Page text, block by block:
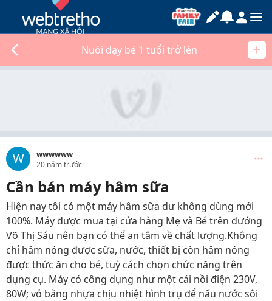
Nuôi dạy bé 1 tuổi trở lên
W
wwwwww
20 năm trước
Cần bán máy hâm sữa
Hiện nay tôi có một máy hâm sữa dư không dùng mới
100%. Máy được mua tại cửa hàng Mẹ và Bé trên đướng
Võ Thị Sáu nên bạn có thể an tâm về chất lượng.Không
chỉ hâm nóng được sữa, nước, thiết bị còn hâm nóng
được thức ăn cho bé, tuỳ cách chọn chức năng trên
dụng cụ. Máy có công dụng như một cái nồi điện 230V,
80W; vỏ bằng nhựa chịu nhiệt hình trụ để nấu nước sôi